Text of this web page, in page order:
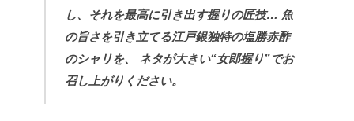
し、それを最高に引き出す握りの匠技… 魚
の旨さを引き立てる江戸銀独特の塩勝赤酢
のシャリを、
ネタが大きい“女郎握り”でお
召し上がりください。